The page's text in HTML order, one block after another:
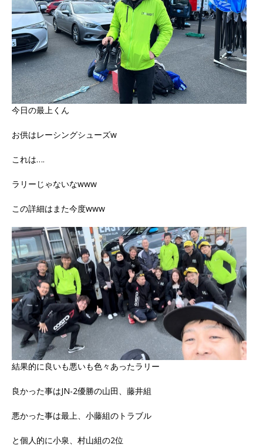
今日の最上くん
お供はレーシングシューズw
これは….
ラリーじゃないなwww
この詳細はまた今度www
結果的に良いも悪いも色々あったラリー
良かった事はJN-2優勝の山田、藤井組
悪かった事は最上、小藤組のトラブル
と個人的に小泉、村山組の2位